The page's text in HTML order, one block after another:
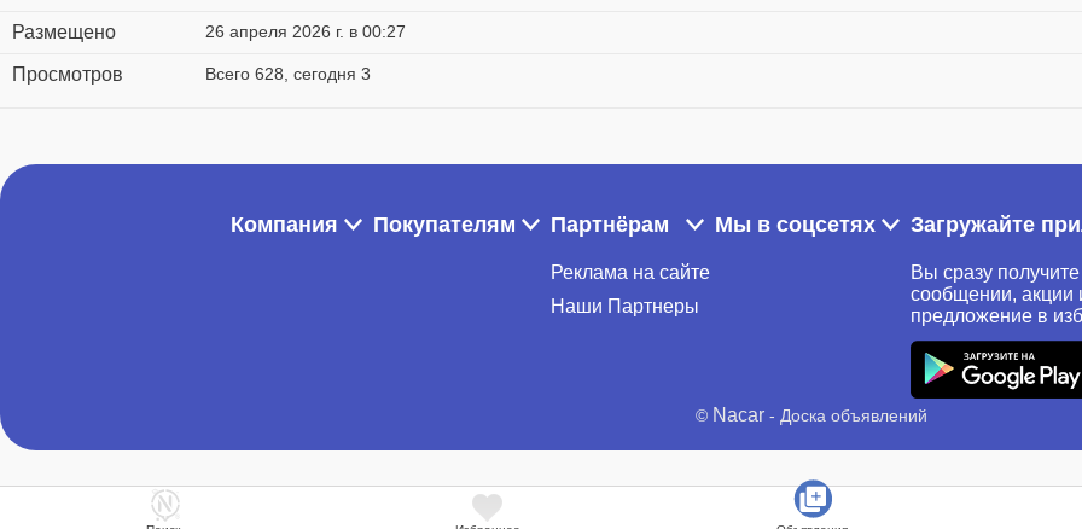
Размещено 26 апреля 2026 г. в 00:27
Просмотров Всего 628, сегодня 3
Компания Покупателям Партнёрам
Реклама на сайте
Наши Партнеры
Мы в соцсетях Загружайте
Вы сразу
сообщении, акции
предложение в
© Nacar - Доска объявлений